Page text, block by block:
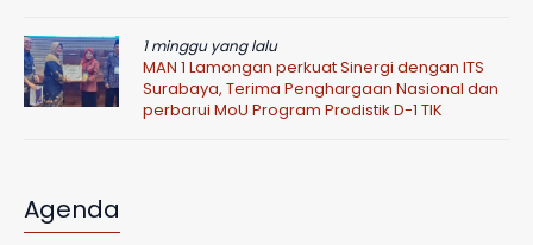
1 minggu yang lalu
MAN 1 Lamongan perkuat Sinergi dengan ITS
Surabaya, Terima Penghargaan Nasional dan
perbarui MoU Program Prodistik D-1 TIK
Agenda